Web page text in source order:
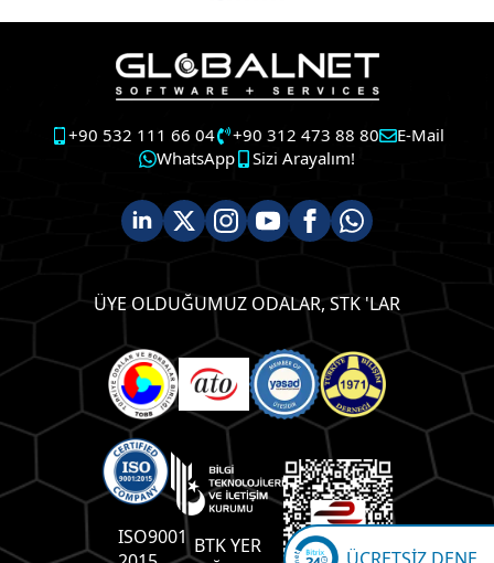
+90 532 111 66 04 +90 312 473 88 80
E-Mail
WhatsApp
Sizi Arayalım!
ÜYE OLDUĞUMUZ ODALAR, STK 'LAR
ISO9001 BTK YER
ÜCRETSİZ DENE